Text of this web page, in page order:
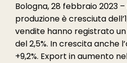
Bologna, 28 febbraio 2023 –
produzione è cresciuta
vendite hanno registrato
del 2,5%. In crescita anche
+9,2%. Export in aumento